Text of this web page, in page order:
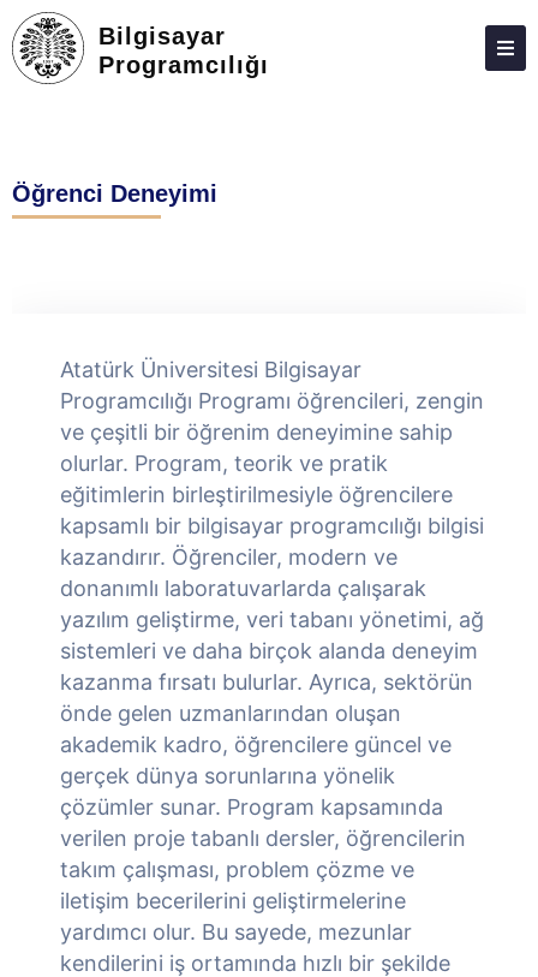
Bilgisayar
Programcılığı
LISANSÜSTÜ
İLETIŞIM
Öğrenci Deneyimi
Atatürk Üniversitesi Bilgisayar
Programcılığı Programı öğrencileri, zengin
ve çeşitli bir öğrenim deneyimine sahip
olurlar. Program, teorik ve pratik
eğitimlerin birleştirilmesiyle öğrencilere
kapsamlı bir bilgisayar programcılığı bilgisi
kazandırır. Öğrenciler, modern ve
donanımlı laboratuvarlarda çalışarak
yazılım geliştirme, veri tabanı yönetimi, ağ
sistemleri ve daha birçok alanda deneyim
kazanma fırsatı bulurlar. Ayrıca, sektörün
önde gelen uzmanlarından oluşan
akademik kadro, öğrencilere güncel ve
gerçek dünya sorunlarına yönelik
çözümler sunar. Program kapsamında
verilen proje tabanlı dersler, öğrencilerin
takım çalışması, problem çözme ve
iletişim becerilerini geliştirmelerine
yardımcı olur. Bu sayede, mezunlar
kendilerini iş ortamında hızlı bir şekilde